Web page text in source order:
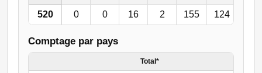
520 0 0 16 2 155 124
Comptage par pays
Total*